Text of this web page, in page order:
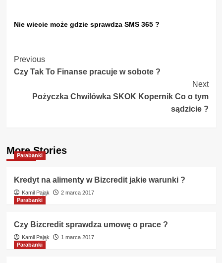
Nie wiecie może gdzie sprawdza SMS 365 ?
Post
Navigation
Previous
Czy Tak To Finanse pracuje w sobote ?
Next
Pożyczka Chwilówka SKOK Kopernik Co o tym
sądzicie ?
More Stories
Parabanki
Kredyt na alimenty w Bizcredit jakie warunki ?
Kamil Pająk
2 marca 2017
Parabanki
Czy Bizcredit sprawdza umowę o prace ?
Kamil Pająk
1 marca 2017
Parabanki